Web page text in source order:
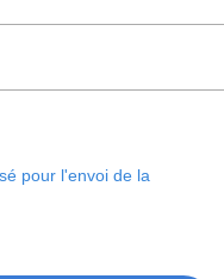
pour l'envoi de la